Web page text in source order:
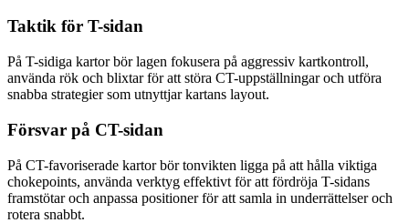
Taktik för T-sidan
På T-sidiga kartor bör lagen fokusera på aggressiv kartkontroll,
använda rök och blixtar för att störa CT-uppställningar och utföra
snabba strategier som utnyttjar kartans layout.
Försvar på CT-sidan
På CT-favoriserade kartor bör tonvikten ligga på att hålla viktiga
chokepoints, använda verktyg effektivt för att fördröja T-sidans
framstötar och anpassa positioner för att samla in underrättelser och
rotera snabbt.